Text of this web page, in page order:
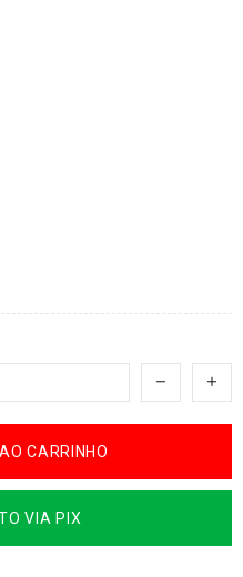
CARRINHO
VIA PIX